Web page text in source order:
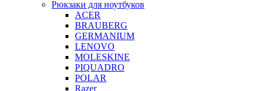
Рюкзаки для ноутбуков
ACER
BRAUBERG
GERMANIUM
LENOVO
MOLESKINE
PIQUADRO
POLAR
Razer